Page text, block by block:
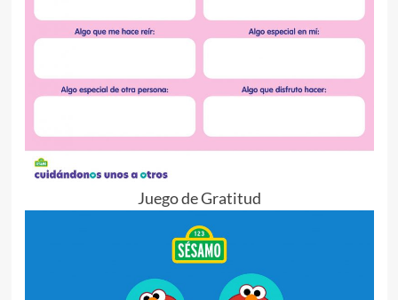
Juego de Gratitud